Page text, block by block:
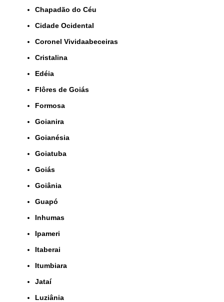
Chapadão do Céu
Cidade Ocidental
Coronel Vividaabeceiras
Cristalina
Edéia
Flôres de Goiás
Formosa
Goianira
Goianésia
Goiatuba
Goiás
Goiânia
Guapó
Inhumas
Ipameri
Itaberai
Itumbiara
Jataí
Luziânia